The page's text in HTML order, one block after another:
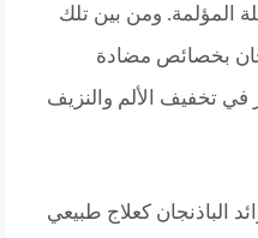
المؤلمة. ومن بين تلك
بخصائص مضادة
في تخفيف الألم والنزيف
الباذنجان كعلاج طبيعي